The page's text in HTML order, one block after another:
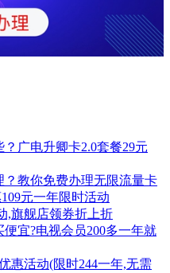
广电升卿卡2.0套餐29元
？教你免费办理无限流量卡
元一年限时活动
,旗舰店领券折上折
宜?电视会员200多一年就
惠活动(限时244一年,无需